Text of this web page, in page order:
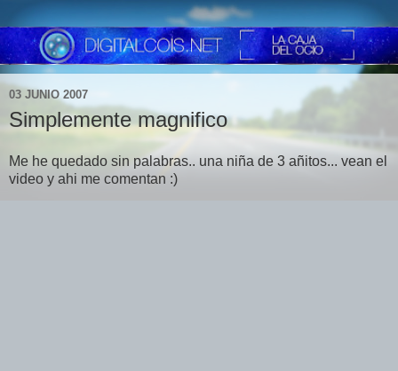
03 JUNIO 2007
Simplemente magnifico
Me he quedado sin palabras.. una niña de 3 añitos... vean el
video y ahi me comentan :)